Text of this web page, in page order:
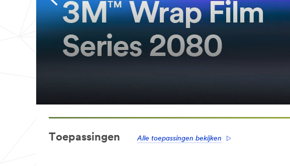
ZOEK EEN GRAFISCHE INSTALLATEUR
Toepassingen Alle toepassingen bekijken